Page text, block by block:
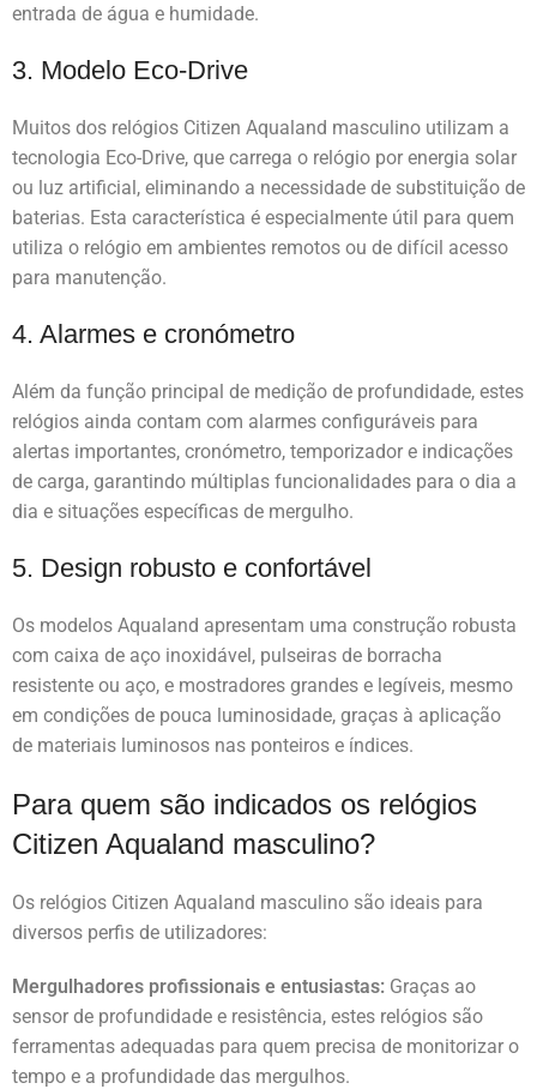
entrada de água e humidade.
3. Modelo Eco-Drive
Muitos dos relógios Citizen Aqualand masculino utilizam a
tecnologia Eco-Drive, que carrega o relógio por energia solar
ou luz artificial, eliminando a necessidade de substituição de
baterias. Esta característica é especialmente útil para quem
utiliza o relógio em ambientes remotos ou de difícil acesso
para manutenção.
4. Alarmes e cronómetro
Além da função principal de medição de profundidade, estes
relógios ainda contam com alarmes configuráveis para
alertas importantes, cronómetro, temporizador e indicações
de carga, garantindo múltiplas funcionalidades para o dia a
dia e situações específicas de mergulho.
5. Design robusto e confortável
Os modelos Aqualand apresentam uma construção robusta
com caixa de aço inoxidável, pulseiras de borracha
resistente ou aço, e mostradores grandes e legíveis, mesmo
em condições de pouca luminosidade, graças à aplicação
de materiais luminosos nas ponteiros e índices.
Para quem são indicados os relógios
Citizen Aqualand masculino?
Os relógios Citizen Aqualand masculino são ideais para
diversos perfis de utilizadores:
Mergulhadores profissionais e entusiastas: Graças ao
sensor de profundidade e resistência, estes relógios são
ferramentas adequadas para quem precisa de monitorizar o
tempo e a profundidade das mergulhos.